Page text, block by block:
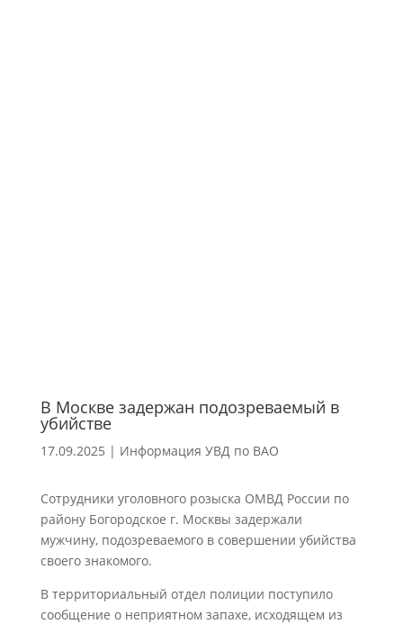
В Москве задержан подозреваемый в
убийстве
17.09.2025 | Информация УВД по ВАО
Сотрудники уголовного розыска ОМВД России по
району Богородское г. Москвы задержали
мужчину, подозреваемого в совершении убийства
своего знакомого.
В территориальный отдел полиции поступило
сообщение о неприятном запахе, исходящем из